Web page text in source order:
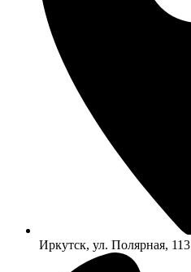
Иркутск, ул. Полярная, 113